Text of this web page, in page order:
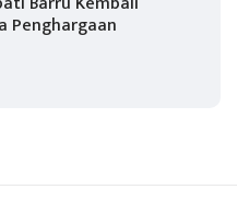
Penghargaan